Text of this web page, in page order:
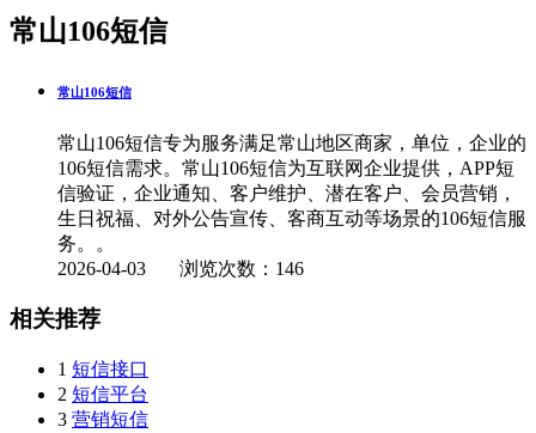
常山106短信
常山106短信
常山106短信专为服务满足常山地区商家，单位，企业的
106短信需求。常山106短信为互联网企业提供，APP短
信验证，企业通知、客户维护、潜在客户、会员营销，
生日祝福、对外公告宣传、客商互动等场景的106短信服
务。。
2026-04-03 浏览次数：146
相关推荐
1 短信接口
2 短信平台
3 营销短信